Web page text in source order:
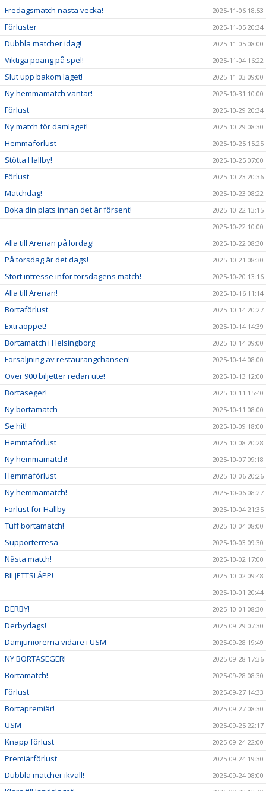
Fredagsmatch nästa vecka! 2025-11-06 18:53
Förluster 2025-11-05 20:34
Dubbla matcher idag! 2025-11-05 08:00
Viktiga poäng på spel! 2025-11-04 16:22
Slut upp bakom laget! 2025-11-03 09:00
Ny hemmamatch väntar! 2025-10-31 10:00
Förlust 2025-10-29 20:34
Ny match för damlaget! 2025-10-29 08:30
Hemmaförlust 2025-10-25 15:25
Stötta Hallby! 2025-10-25 07:00
Förlust 2025-10-23 20:36
Matchdag! 2025-10-23 08:22
Boka din plats innan det är försent!
2025-10-22 13:15
2025-10-22 10:00
Alla till Arenan på lördag! 2025-10-22 08:30
På torsdag är det dags! 2025-10-21 08:30
Stort intresse inför torsdagens match! 2025-10-20 13:16
Alla till Arenan! 2025-10-16 11:14
Bortaförlust 2025-10-14 20:27
Extraöppet! 2025-10-14 14:39
Bortamatch i Helsingborg 2025-10-14 09:00
Försäljning av restaurangchansen! 2025-10-14 08:00
Över 900 biljetter redan ute! 2025-10-13 12:00
Bortaseger! 2025-10-11 15:40
Ny bortamatch 2025-10-11 08:00
Se hit! 2025-10-09 18:00
Hemmaförlust 2025-10-08 20:28
Ny hemmamatch! 2025-10-07 09:18
Hemmaförlust 2025-10-06 20:26
Ny hemmamatch! 2025-10-06 08:27
Förlust för Hallby 2025-10-04 21:35
Tuff bortamatch! 2025-10-04 08:00
Supporterresa 2025-10-03 09:30
Nästa match! 2025-10-02 17:00
BILJETTSLÄPP!
2025-10-02 09:48
2025-10-01 20:44
DERBY! 2025-10-01 08:30
Derbydags! 2025-09-29 07:30
Damjuniorerna vidare i USM 2025-09-28 19:49
NY BORTASEGER! 2025-09-28 17:36
Bortamatch! 2025-09-28 08:30
Förlust 2025-09-27 14:33
Bortapremiär! 2025-09-27 08:30
USM 2025-09-25 22:17
Knapp förlust 2025-09-24 22:00
Premiärförlust 2025-09-24 19:30
Dubbla matcher ikväll! 2025-09-24 08:00